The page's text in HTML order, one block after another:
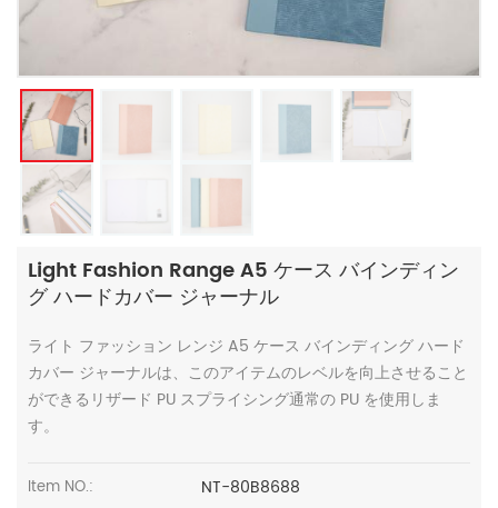
Light Fashion Range A5 ケース バインディン
グ ハードカバー ジャーナル
ライト ファッション レンジ A5 ケース バインディング ハード
カバー ジャーナルは、このアイテムのレベルを向上させること
ができるリザード PU スプライシング通常の PU を使用しま
す。
Item NO.: NT-80B8688